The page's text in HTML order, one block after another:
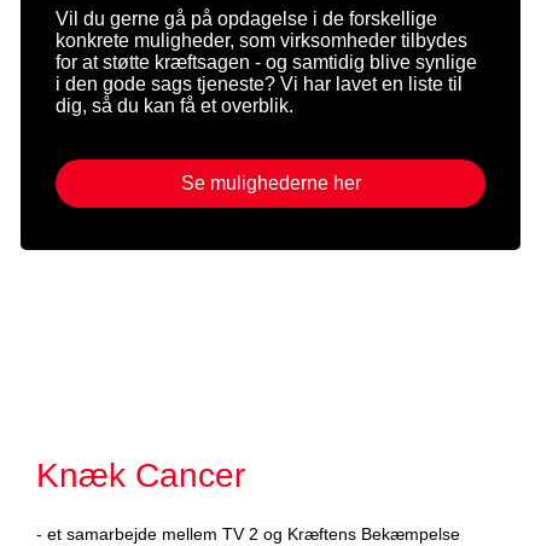
Vil du gerne gå på opdagelse i de forskellige
konkrete muligheder, som virksomheder tilbydes
for at støtte kræftsagen - og samtidig blive synlige
i den gode sags tjeneste? Vi har lavet en liste til
dig, så du kan få et overblik.
Se mulighederne her
Knæk Cancer
- et samarbejde mellem TV 2 og Kræftens Bekæmpelse